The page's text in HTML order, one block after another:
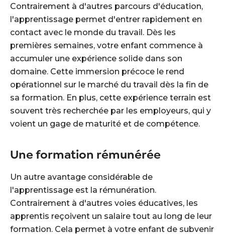
Contrairement à d'autres parcours d'éducation,
l'apprentissage permet d'entrer rapidement en
contact avec le monde du travail. Dès les
premières semaines, votre enfant commence à
accumuler une expérience solide dans son
domaine. Cette immersion précoce le rend
opérationnel sur le marché du travail dès la fin de
sa formation. En plus, cette expérience terrain est
souvent très recherchée par les employeurs, qui y
voient un gage de maturité et de compétence.
Une formation rémunérée
Un autre avantage considérable de
l'apprentissage est la rémunération.
Contrairement à d'autres voies éducatives, les
apprentis reçoivent un salaire tout au long de leur
formation. Cela permet à votre enfant de subvenir